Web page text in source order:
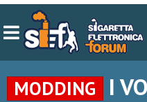
MODDING
I